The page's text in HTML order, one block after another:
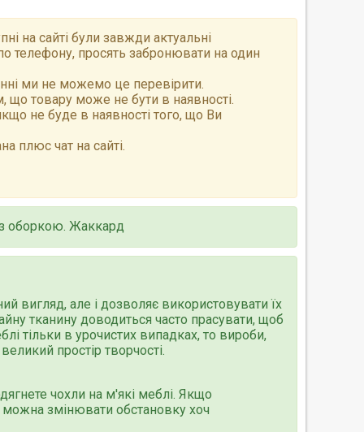
на сайті були завжди актуальні
телефону, просять забронювати на один
ми не можемо це перевірити.
товару може не бути в наявності.
не буде в наявності того, що Ви
плюс чат на сайті.
з оборкою. Жаккард
вигляд, але і дозволяє використовувати їх
тканину доводиться часто прасувати, щоб
тільки в урочистих випадках, то вироби,
простір творчості.
чохли на м'які меблі. Якщо
можна змінювати обстановку хоч